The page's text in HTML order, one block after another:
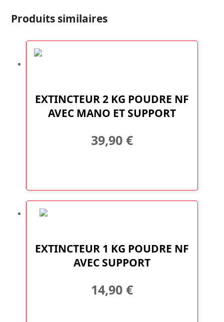
TwitterFacebookLinkedInEmail
Produits similaires
EXTINCTEUR 2 KG POUDRE NF
AVEC MANO ET SUPPORT
39,90 €
EXTINCTEUR 1 KG POUDRE NF
AVEC SUPPORT
14,90 €